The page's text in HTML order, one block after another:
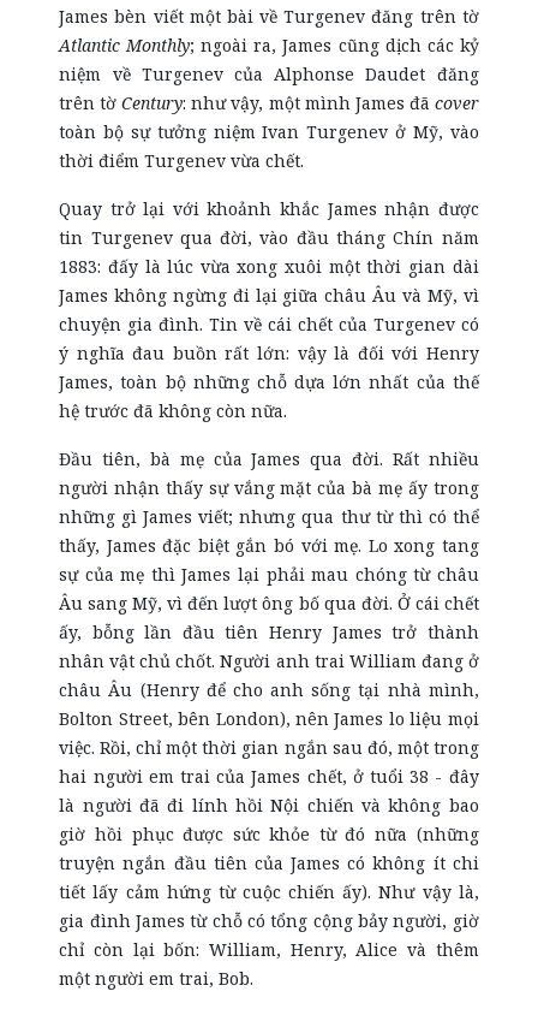
James bèn viết một bài về Turgenev đăng trên tờ
Atlantic Monthly; ngoài ra, James cũng dịch các kỷ
niệm về Turgenev của Alphonse Daudet đăng
trên tờCentury: như vậy, một mình James đã cover
toàn bộ sự tưởng niệm Ivan Turgenev ở Mỹ, vào
thời điểm Turgenev vừa chết.
Quay trở lại với khoảnh khắc James nhận được
tin Turgenev qua đời, vào đầu tháng Chín năm
1883: đấy là lúc vừa xong xuôi một thời gian dài
James không ngừng đi lại giữa châu Âu và Mỹ, vì
chuyện gia đình. Tin về cái chết của Turgenev có
ý nghĩa đau buồn rất lớn: vậy là đối với Henry
James, toàn bộ những chỗ dựa lớn nhất của thế
hệ trước đã không còn nữa.
Đầu tiên, bà mẹ của James qua đời. Rất nhiều
người nhận thấy sự vắng mặt của bà mẹ ấy trong
những gì James viết; nhưng qua thư từ thì có thể
thấy, James đặc biệt gắn bó với mẹ. Lo xong tang
sự của mẹ thì James lại phải mau chóng từ châu
Âu sang Mỹ, vì đến lượt ông bố qua đời. Ở cái chết
ấy, bỗng lần đầu tiên Henry James trở thành
nhân vật chủ chốt. Người anh trai William đang ở
châu Âu (Henry để cho anh sống tại nhà mình,
Bolton Street, bên London), nên James lo liệu mọi
việc. Rồi, chỉ một thời gian ngắn sau đó, một trong
hai người em trai của James chết, ở tuổi 38 - đây
là người đã đi lính hồi Nội chiến và không bao
giờ hồi phục được sức khỏe từ đó nữa (những
truyện ngắn đầu tiên của James có không ít chi
tiết lấy cảm hứng từ cuộc chiến ấy). Như vậy là,
gia đình James từ chỗ có tổng cộng bảy người, giờ
chỉ còn lại bốn: William, Henry, Alice và thêm
một người em trai, Bob.